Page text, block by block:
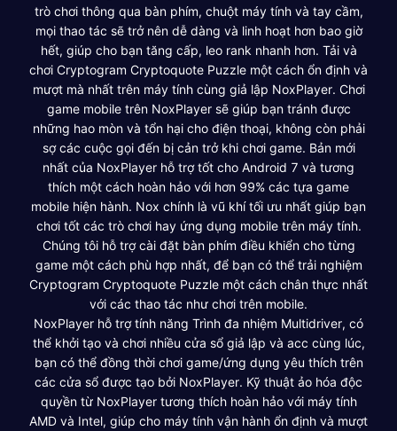
trò chơi thông qua bàn phím, chuột máy tính và tay cầm,
mọi thao tác sẽ trở nên dễ dàng và linh hoạt hơn bao giờ
hết, giúp cho bạn tăng cấp, leo rank nhanh hơn. Tải và
chơi Cryptogram Cryptoquote Puzzle một cách ổn định và
mượt mà nhất trên máy tính cùng giả lập NoxPlayer. Chơi
game mobile trên NoxPlayer sẽ giúp bạn tránh được
những hao mòn và tổn hại cho điện thoại, không còn phải
sợ các cuộc gọi đến bị cản trở khi chơi game. Bản mới
nhất của NoxPlayer hỗ trợ tốt cho Android 7 và tương
thích một cách hoàn hảo với hơn 99% các tựa game
mobile hiện hành. Nox chính là vũ khí tối ưu nhất giúp bạn
chơi tốt các trò chơi hay ứng dụng mobile trên máy tính.
Chúng tôi hỗ trợ cài đặt bàn phím điều khiển cho từng
game một cách phù hợp nhất, để bạn có thể trải nghiệm
Cryptogram Cryptoquote Puzzle một cách chân thực nhất
với các thao tác như chơi trên mobile.
NoxPlayer hỗ trợ tính năng Trình đa nhiệm Multidriver, có
thể khởi tạo và chơi nhiều cửa sổ giả lập và acc cùng lúc,
bạn có thể đồng thời chơi game/ứng dụng yêu thích trên
các cửa sổ được tạo bởi NoxPlayer. Kỹ thuật ảo hóa độc
quyền từ NoxPlayer tương thích hoàn hảo với máy tính
AMD và Intel, giúp cho máy tính vận hành ổn định và mượt